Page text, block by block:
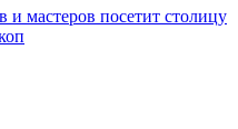
и мастеров посетит столицу